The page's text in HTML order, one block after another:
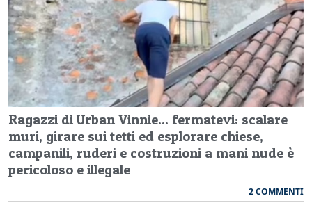
Ragazzi di Urban Vinnie... fermatevi: scalare
muri, girare sui tetti ed esplorare chiese,
campanili, ruderi e costruzioni a mani nude è
pericoloso e illegale
2 COMMENTI